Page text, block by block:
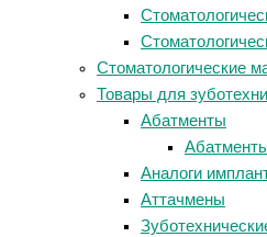
Стоматологические
Товары для
Абатменты
Аналоги
Аттачмены